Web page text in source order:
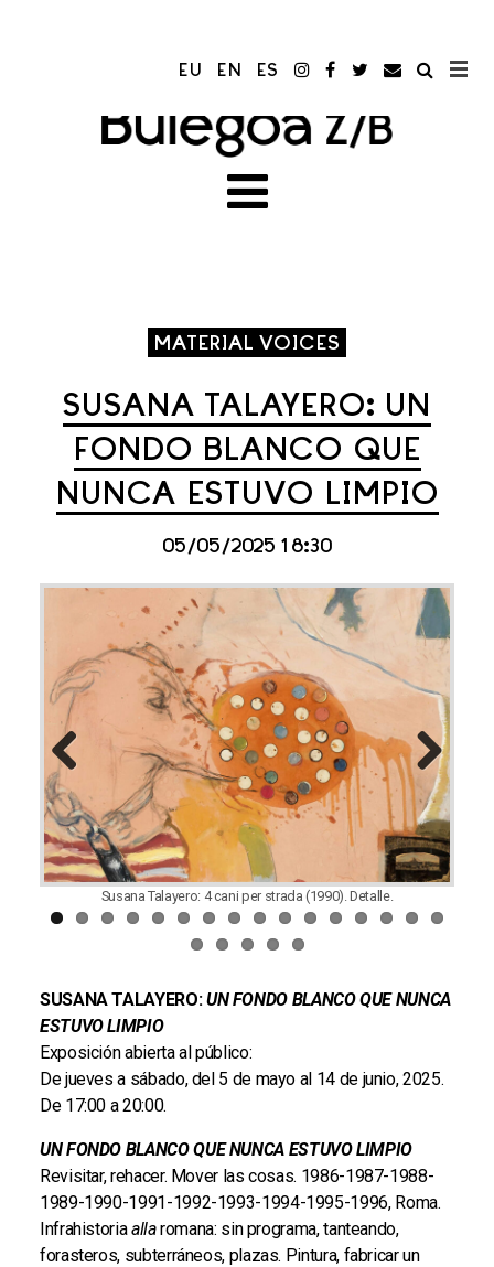
EU EN ES
MATERIAL VOICES
SUSANA TALAYERO: UN
FONDO BLANCO QUE
NUNCA ESTUVO LIMPIO
05/05/2025 18:30
Susana Talayero: 4 cani per strada (1990). Detalle.
Previous Next
SUSANA TALAYERO:UN FONDO BLANCO QUE NUNCA
ESTUVO LIMPIO
Exposición abierta al público:
De jueves a sábado, del 5 de mayo al 14 de junio, 2025.
De 17:00 a 20:00.
UN FONDO BLANCO QUE NUNCA ESTUVO LIMPIO
Revisitar, rehacer. Mover las cosas. 1986-1987-1988-
1989-1990-1991-1992-1993-1994-1995-1996, Roma.
Infrahistoriaallaromana: sin programa, tanteando,
forasteros, subterráneos, plazas. Pintura, fabricar un